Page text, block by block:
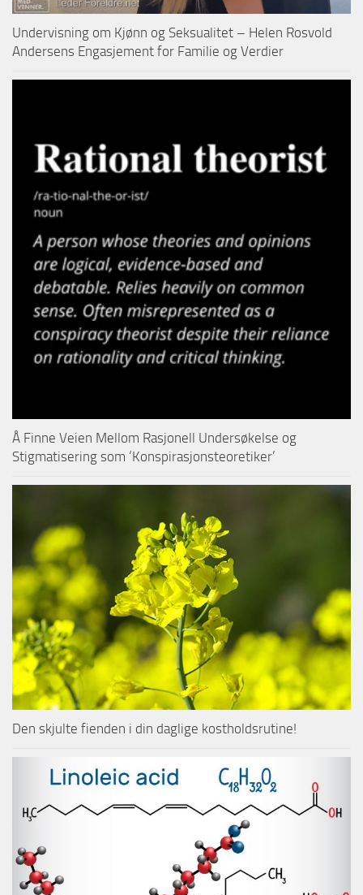
Undervisning om Kjønn og Seksualitet – Helen Rosvold
Andersens Engasjement for Familie og Verdier
Å Finne Veien Mellom Rasjonell Undersøkelse og
Stigmatisering som ‘Konspirasjonsteoretiker’
Den skjulte fienden i din daglige kostholdsrutine!